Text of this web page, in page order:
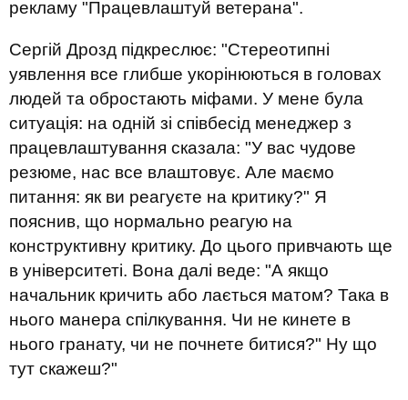
рекламу "Працевлаштуй ветерана".
Сергій Дрозд підкреслює: "Стереотипні
уявлення все глибше укорінюються в головах
людей та обростають міфами. У мене була
ситуація: на одній зі співбесід менеджер з
працевлаштування сказала: "У вас чудове
резюме, нас все влаштовує. Але маємо
питання: як ви реагуєте на критику?" Я
пояснив, що нормально реагую на
конструктивну критику. До цього привчають ще
в університеті. Вона далі веде: "А якщо
начальник кричить або лається матом? Така в
нього манера спілкування. Чи не кинете в
нього гранату, чи не почнете битися?" Ну що
тут скажеш?"